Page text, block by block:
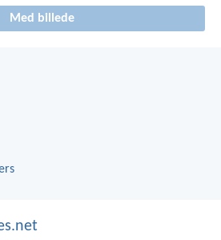
Med billede